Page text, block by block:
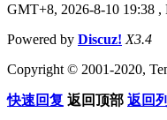
GMT+8, 2026-8-10 19:38 ,
Powered by Discuz! X3.4
Copyright © 2001-2020,
快速回复 返回顶部 返回